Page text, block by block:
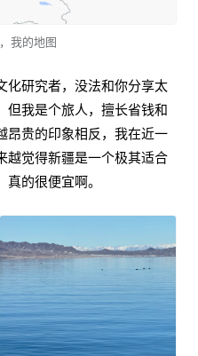
我的地图
化研究者，没法和你分享太
但我是个旅人，擅长省钱和
昂贵的印象相反，我在近一
越觉得新疆是一个极其适合
的很便宜啊。